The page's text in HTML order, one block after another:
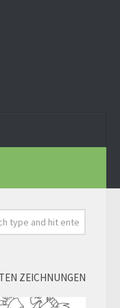
ZEICHNUNGEN